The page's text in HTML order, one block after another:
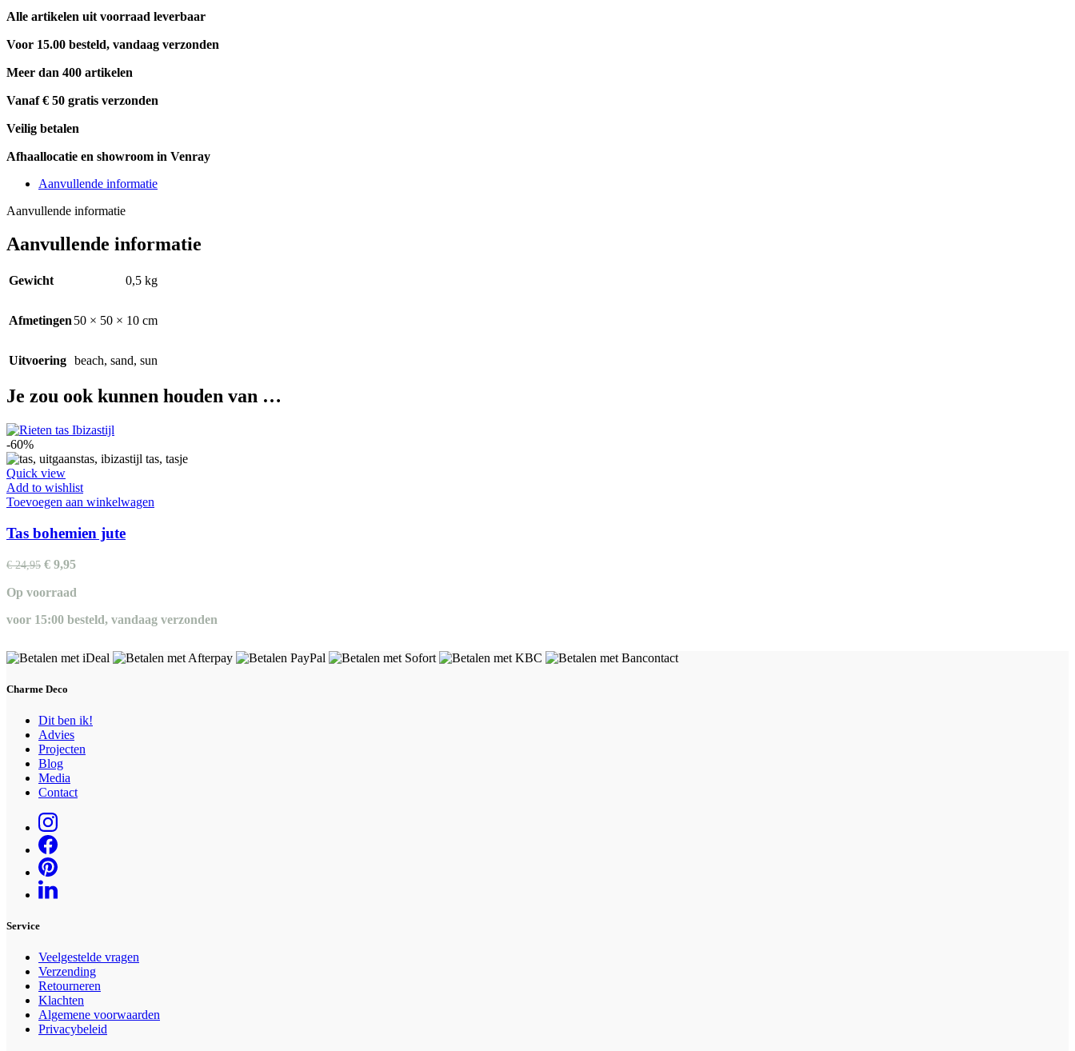
Alle artikelen uit voorraad leverbaar
Voor 15.00 besteld, vandaag verzonden
Meer dan 400 artikelen
Vanaf € 50 gratis verzonden
Veilig betalen
Afhaallocatie en showroom in Venray
Aanvullende informatie
Aanvullende informatie
Aanvullende informatie
Gewicht 0,5 kg
Afmetingen 50 × 50 × 10 cm
Uitvoering beach, sand, sun
Je zou ook kunnen houden van …
-60%
Quick view
Add to wishlist
Toevoegen aan winkelwagen
Tas bohemien jute
€24,95 Oorspronkelijke
was:
€ 9,95Huidige
is:
Op voorraad
voor 15:00 besteld, vandaag verzonden
Charme Deco
Dit ben ik!
Advies
Projecten
Blog
Media
Contact
Service
Veelgestelde vragen
Verzending
Retourneren
Klachten
Algemene voorwaarden
Privacybeleid